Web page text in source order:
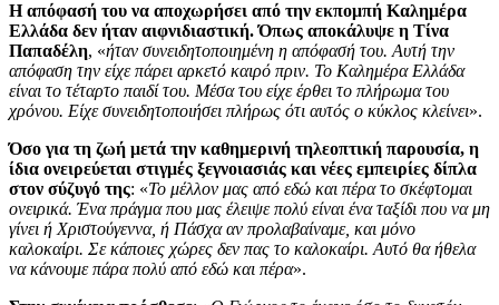
Η απόφασή του να αποχωρήσει από την εκπομπή Καλημέρα
Ελλάδα δεν ήταν αιφνιδιαστική. Όπως αποκάλυψε η Τίνα
Παπαδέλη, «ήταν συνειδητοποιημένη η απόφασή του. Αυτή την
απόφαση την είχε πάρει αρκετό καιρό πριν. Το Καλημέρα Ελλάδα
είναι το τέταρτο παιδί του. Μέσα του είχε έρθει το πλήρωμα του
χρόνου. Είχε συνειδητοποιήσει πλήρως ότι αυτός ο κύκλος κλείνει».
Όσο για τη ζωή μετά την καθημερινή τηλεοπτική παρουσία, η
ίδια ονειρεύεται στιγμές ξεγνοιασιάς και νέες εμπειρίες δίπλα
στον σύζυγό της: «Το μέλλον μας από εδώ και πέρα το σκέφτομαι
ονειρικά. Ένα πράγμα που μας έλειψε πολύ είναι ένα ταξίδι που να μη
γίνει ή Χριστούγεννα, ή Πάσχα αν προλαβαίναμε, και μόνο
καλοκαίρι. Σε κάποιες χώρες δεν πας το καλοκαίρι. Αυτό θα ήθελα
να κάνουμε πάρα πολύ από εδώ και πέρα».